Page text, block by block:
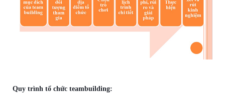
Quy trình tổ chức teambuilding: